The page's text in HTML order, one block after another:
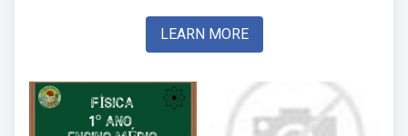
LEARN MORE